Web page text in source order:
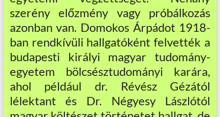
szerény előzmény vagy próbálkozás
azonban van. Domokos Árpádot 1918-
ban rendkívüli hallgatóként felvették a
budapesti királyi magyar tudomány-
egyetem bölcsésztudományi karára,
ahol például dr. Révész Gézától
lélektant és Dr. Négyesy Lászlótól